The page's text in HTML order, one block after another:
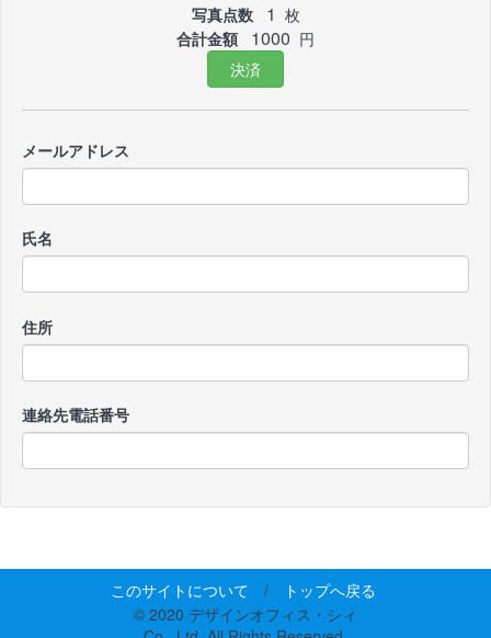
写真点数 1 枚
合計金額
1000 円
決済
メールアドレス
氏名
住所
連絡先電話番号
このサイトについて /
トップへ戻る
© 2020 デザインオフィス・シィ